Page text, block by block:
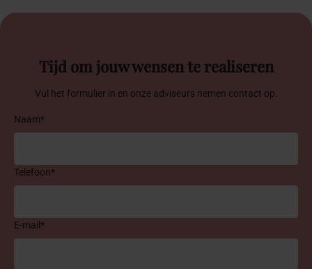
Tijd om jouw wensen te realiseren
Vul het formulier in en onze adviseurs nemen contact op.
Naam*
Telefoon*
E-mail*